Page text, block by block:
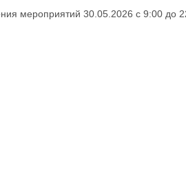
мероприятий 30.05.2026 с 9:00 до